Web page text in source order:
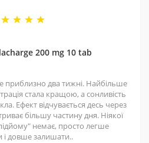
Нам приємно, що нас
200 mg 10 tab
приблизно два тижні. Найбільше
стала кращою, а сонливість
Ефект відчувається десь через
більшу частину дня. Ніякої
немає, просто легше
і довше залишати..